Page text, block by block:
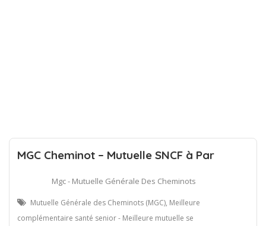
MGC Cheminot – Mutuelle SNCF à Par
Mgc - Mutuelle Générale Des Cheminots
Mutuelle Générale des Cheminots (MGC), Meilleure
complémentaire santé senior - Meilleure mutuelle se